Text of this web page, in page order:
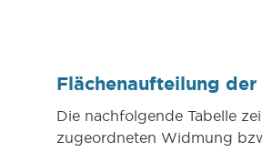
Flächenaufteilung
Die nachfolgende Tabelle
zugeordneten Widmung